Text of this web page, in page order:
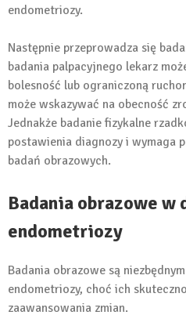
endometriozy.
Następnie przeprowadza się
badania palpacyjnego lekarz
bolesność lub ograniczoną
może wskazywać na obecność
Jednakże badanie fizykalne
postawienia diagnozy i wymaga
badań obrazowych.
Badania obrazowe w
endometriozy
Badania obrazowe są
endometriozy, choć ich
zaawansowania zmian.